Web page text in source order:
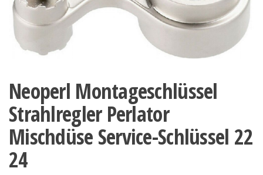
Neoperl Montageschlüssel
Strahlregler Perlator
Mischdüse Service-Schlüssel 22
24